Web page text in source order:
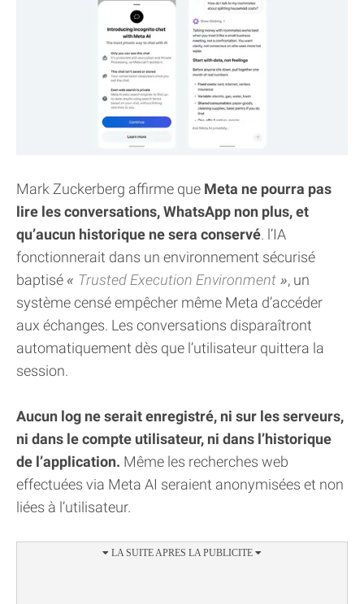
Mark Zuckerberg affirme que Meta ne pourra pas
lire les conversations, WhatsApp non plus, et
qu’aucun historique ne sera conservé. l’IA
fonctionnerait dans un environnement sécurisé
baptisé
Trusted Execution Environment
, un
système censé empêcher même Meta d’accéder
aux échanges. Les conversations disparaîtront
automatiquement dès que l’utilisateur quittera la
session.
Aucun log ne serait enregistré, ni sur les serveurs,
ni dans le compte utilisateur, ni dans l’historique
de l’application. Même les recherches web
effectuées via Meta AI seraient anonymisées et non
liées à l’utilisateur.